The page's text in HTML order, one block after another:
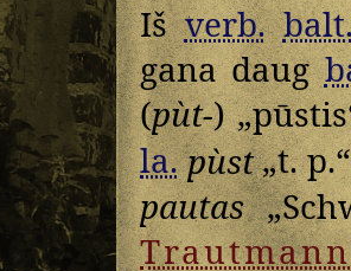
Išverb.
gana daug
(pùt-)
la. pùst„t.
pautas
Trautmann